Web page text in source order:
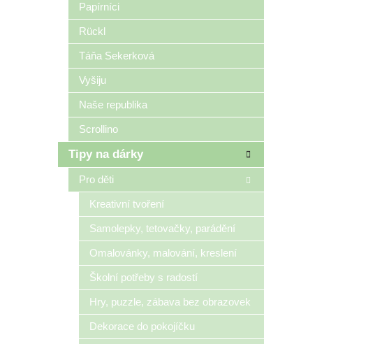
Papírníci
Rückl
Táňa Sekerková
Vyšiju
Naše republika
Scrollino
Tipy na dárky
Pro děti
Kreativní tvoření
Samolepky, tetovačky, parádění
Omalovánky, malování, kreslení
Školní potřeby s radostí
Hry, puzzle, zábava bez obrazovek
Dekorace do pokojíčku